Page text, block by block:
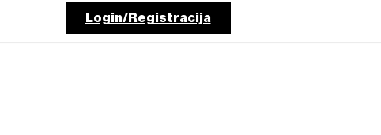
Login/Registracija